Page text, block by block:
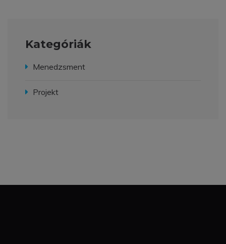
Kategóriák
Menedzsment
Projekt